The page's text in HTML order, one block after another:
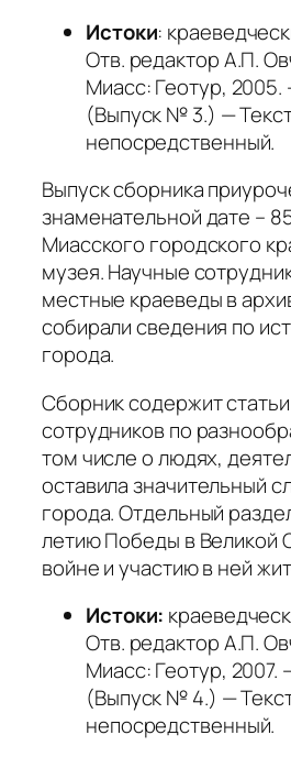
Истоки:
Отв. редактор А.П.
Миасс: Геотур, 2005.
(Выпуск № 3.) —
непосредственный.
Выпуск сборника
знаменательной дате –
Миасского городского
музея. Научные
местные краеведы в
собирали сведения по
города.
Сборник содержит
сотрудников по
том числе о людях,
оставила значительный
города. Отдельный
летию Победы в Великой
войне и участию в ней
Истоки:
Отв. редактор А.П.
Миасс: Геотур, 2007.
(Выпуск № 4.) —
непосредственный.